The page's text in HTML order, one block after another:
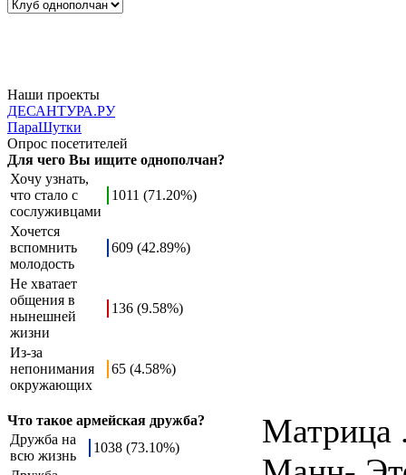
Наши проекты
ДЕСАНТУРА.РУ
ПараШутки
Опрос посетителей
Для чего Вы ищите однополчан?
Хочу узнать,
что стало с
сослуживцами
1011 (71.20%)
Хочется
вспомнить
молодость
609 (42.89%)
Не хватает
общения в
нынешней
жизни
136 (9.58%)
Из-за
непонимания
окружающих
65 (4.58%)
Что такое армейская дружба?
Дружба на
всю жизнь
1038 (73.10%)
Матрица